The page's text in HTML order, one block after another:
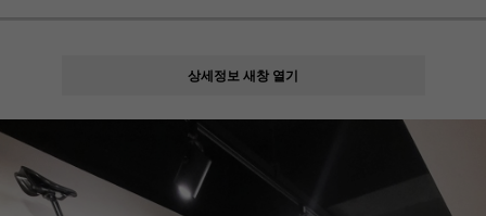
상세정보 새창 열기